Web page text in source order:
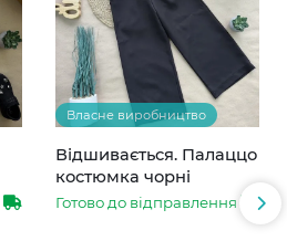
Власне виробництво
Відшивається. Палаццо
костюмка чорні
Готово до відправлення